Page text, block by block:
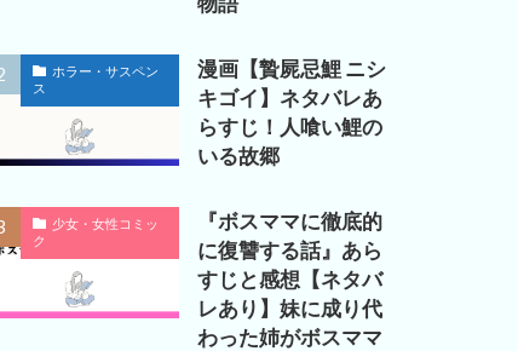
ホラー・サスペン
ス
漫画【贄屍忌鯉 ニシ
キゴイ】ネタバレあ
らすじ！人喰い鯉の
いる故郷
少女・女性コミッ
ク
『ボスママに徹底的
に復讐する話』あら
すじと感想【ネタバ
レあり】妹に成り代
わった姉がボスママ